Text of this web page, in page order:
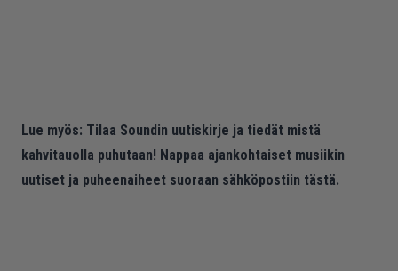
Lue myös: Tilaa Soundin uutiskirje ja tiedät mistä
kahvitauolla puhutaan! Nappaa ajankohtaiset musiikin
uutiset ja puheenaiheet suoraan sähköpostiin tästä.